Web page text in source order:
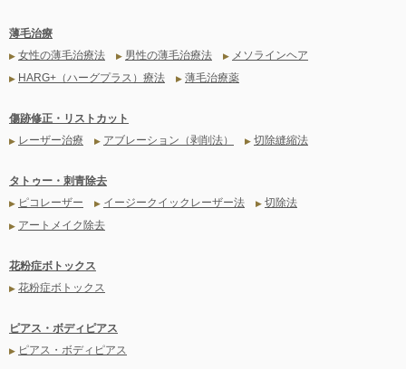
薄毛治療
▶ 女性の薄毛治療法 ▶ 男性の薄毛治療法 ▶ メソラインヘア
▶ HARG+（ハーグプラス）療法 ▶ 薄毛治療薬
傷跡修正・リストカット
▶ レーザー治療 ▶ アブレーション（剥削法） ▶ 切除縫縮法
タトゥー・刺青除去
▶ ピコレーザー ▶ イージークイックレーザー法 ▶ 切除法
▶ アートメイク除去
花粉症ボトックス
▶ 花粉症ボトックス
ピアス・ボディピアス
▶ ピアス・ボディピアス